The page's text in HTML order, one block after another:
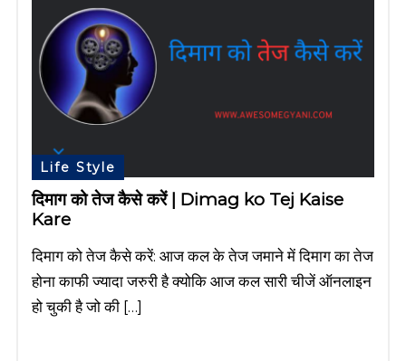
Life Style
दिमाग को तेज कैसे करें | Dimag ko Tej Kaise
Kare
दिमाग को तेज कैसे करें: आज कल के तेज जमाने में दिमाग का तेज
होना काफी ज्यादा जरुरी है क्योकि आज कल सारी चीजें ऑनलाइन
हो चुकी है जो की […]